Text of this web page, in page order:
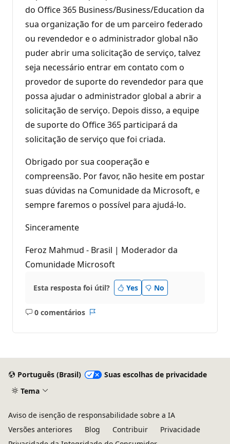
do Office 365 Business/Business/Education da
sua organização for de um parceiro federado
ou revendedor e o administrador global não
puder abrir uma solicitação de serviço, talvez
seja necessário entrar em contato com o
provedor de suporte do revendedor para que
possa ajudar o administrador global a abrir a
solicitação de serviço. Depois disso, a equipe
de suporte do Office 365 participará da
solicitação de serviço que foi criada.
Obrigado por sua cooperação e
compreensão. Por favor, não hesite em postar
suas dúvidas na Comunidade da Microsoft, e
sempre faremos o possível para ajudá-lo.
Sinceramente
Feroz Mahmud - Brasil | Moderador da
Comunidade Microsoft
Esta resposta foi útil? Yes No
0 comentários
Sem
Português (Brasil)
Suas escolhas de privacidade
Tema
Aviso de isenção de responsabilidade sobre a IA
Versões anteriores
Blog Contribuir
Privacidade